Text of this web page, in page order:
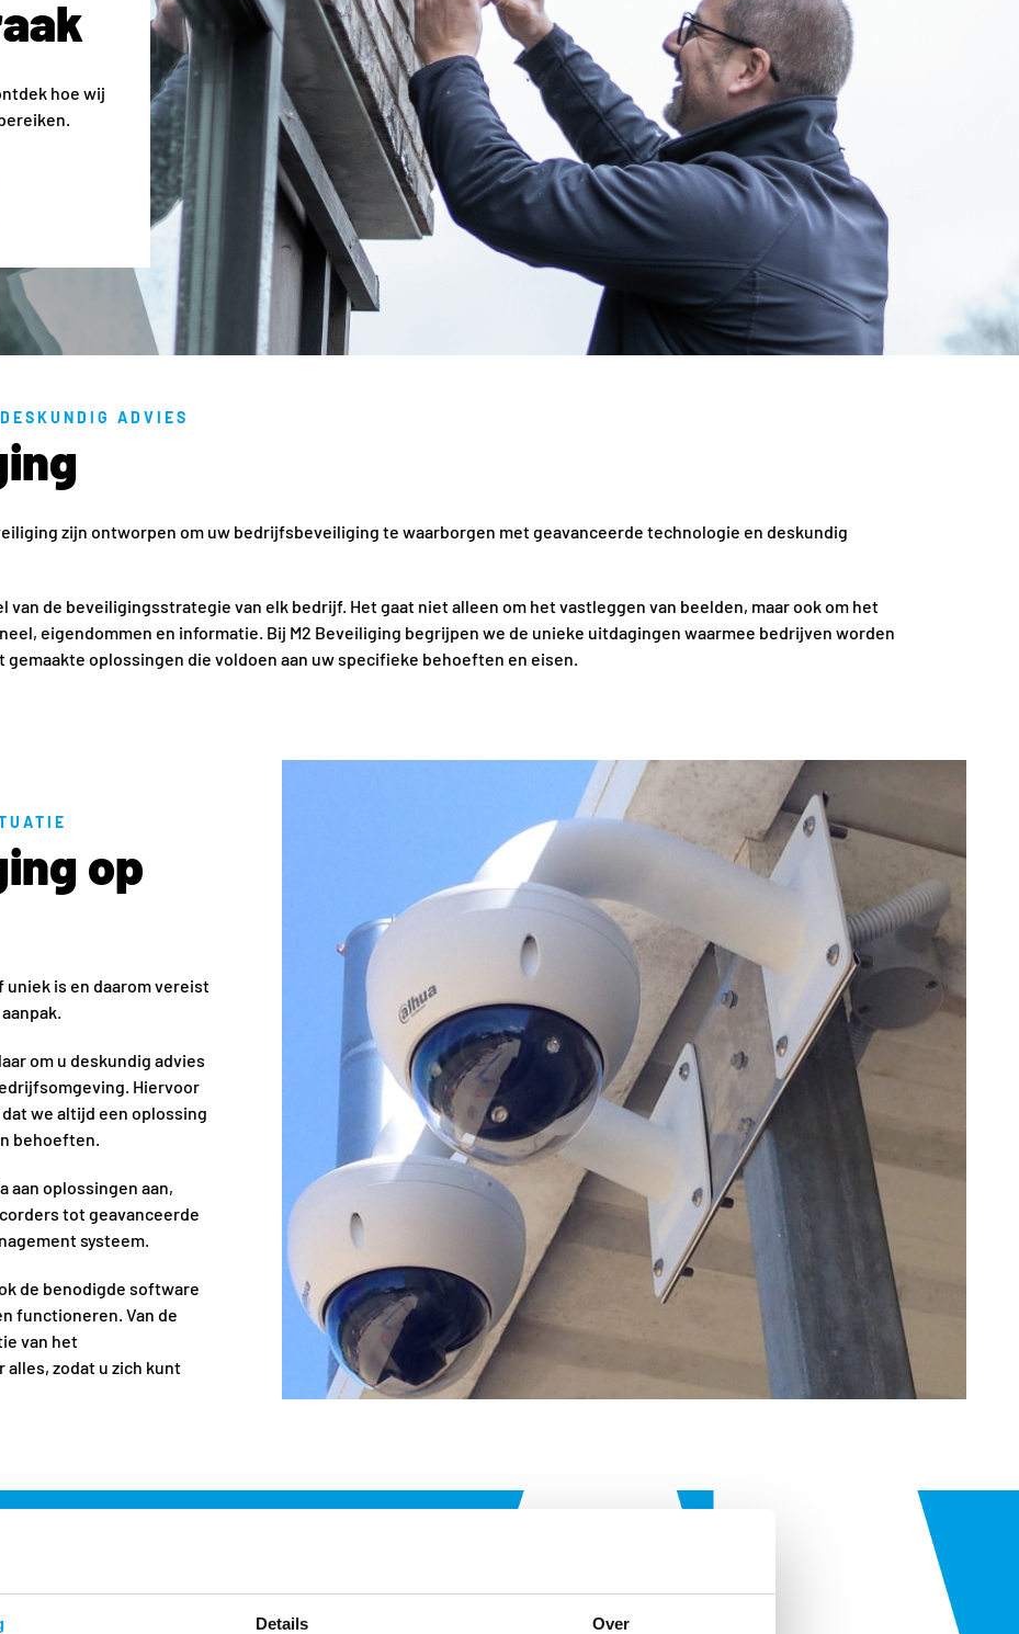
Details Over
hoe wij
ADVIES
zijn ontworpen om uw bedrijfsbeveiliging te waarborgen met geavanceerde technologie en deskundig
van de beveiligingsstrategie van elk bedrijf. Het gaat niet alleen om het vastleggen van beelden, maar ook om het
eigendommen en informatie. Bij M2 Beveiliging begrijpen we de unieke uitdagingen waarmee bedrijven worden
oplossingen die voldoen aan uw specifieke behoeften en eisen.
op
uniek is en daarom vereist
om u deskundig advies
Hiervoor
we altijd een oplossing
behoeften.
aan oplossingen aan,
tot geavanceerde
systeem.
de benodigde software
functioneren. Van de
van het
zodat u zich kunt